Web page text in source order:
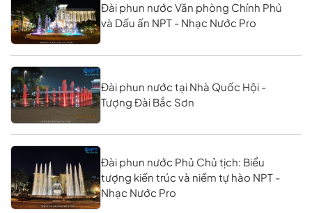
Đài phun nước Văn phòng Chính Phủ
và Dấu ấn NPT - Nhạc Nước Pro
Đài phun nước tại Nhà Quốc Hội -
Tượng Đài Bắc Sơn
Đài phun nước Phủ Chủ tịch: Biểu
tượng kiến trúc và niềm tự hào NPT -
Nhạc Nước Pro